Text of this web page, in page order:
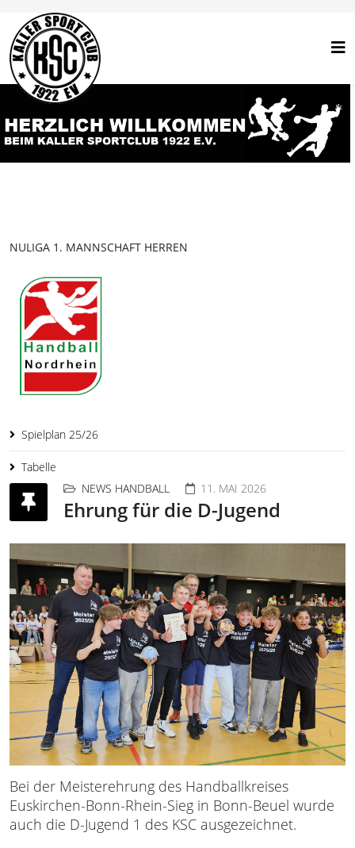
NULIGA 1. MANNSCHAFT HERREN
Spielplan 25/26
Tabelle
NEWS HANDBALL
11. MAI 2026
Ehrung für die D-Jugend
Bei der Meisterehrung des Handballkreises
Euskirchen-Bonn-Rhein-Sieg in Bonn-Beuel wurde
auch die D-Jugend 1 des KSC ausgezeichnet.